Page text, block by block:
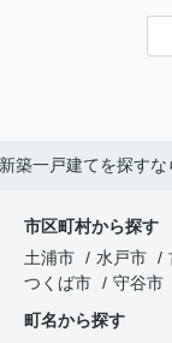
築一戸建てを探す
市区町村から探す
土浦市
水戸市
つくば市
守谷市
町名から探す